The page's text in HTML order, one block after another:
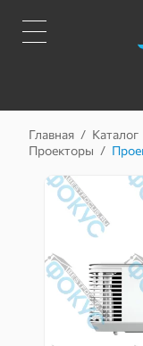
Главная / Каталог
Проекторы /